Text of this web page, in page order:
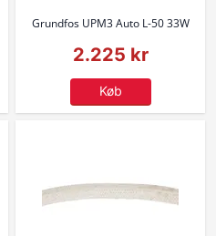
Grundfos UPM3 Auto L-50 33W
2.225 kr
Køb